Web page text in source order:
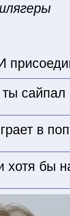
сайпал
в
хотя бы